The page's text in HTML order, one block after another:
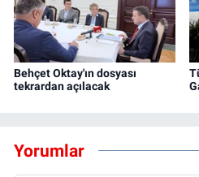
Behçet Oktay'ın dosyası
tekrardan açılacak
Yorumlar